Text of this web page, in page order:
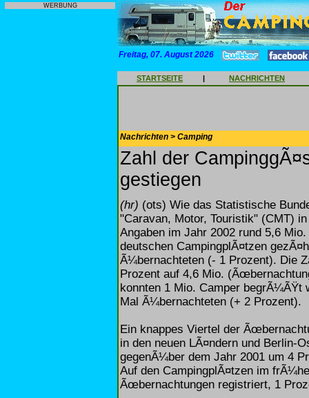
WERBUNG
Freitag, 07. August 2026
STARTSEITE | NACHRICHTEN
Nachrichten > Camping
Zahl der
gestiegen
(hr) (ots) Wie das Statistische
"Caravan, Motor, Touristik" (CMT)
Angaben im Jahr 2002 rund 5,6
deutschen CampingplÃ¤tzen
Ã¼bernachteten (- 1 Prozent). Die
Prozent auf 4,6 Mio.
konnten 1 Mio. Camper begrÃ¼ÃŸt
Mal Ã¼bernachteten (+ 2 Prozent).
Ein knappes Viertel der
in den neuen LÃ¤ndern und Berlin-
gegenÃ¼ber dem Jahr 2001 um 4
Auf den CampingplÃ¤tzen im
Ãœbernachtungen registriert, 1